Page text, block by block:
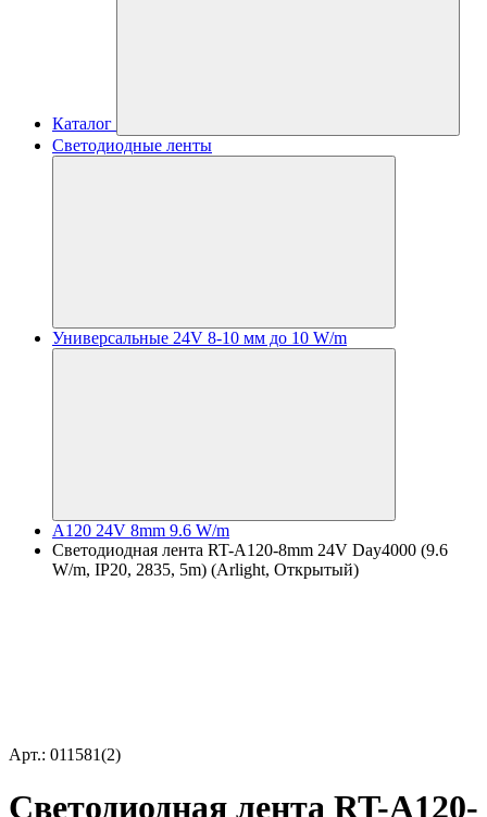
Каталог
Светодиодные ленты
Универсальные 24V 8-10 мм до 10 W/m
A120 24V 8mm 9.6 W/m
Светодиодная лента RT-A120-8mm 24V Day4000 (9.6
W/m, IP20, 2835, 5m) (Arlight, Открытый)
Арт.: 011581(2)
Светодиодная лента RT-A120-